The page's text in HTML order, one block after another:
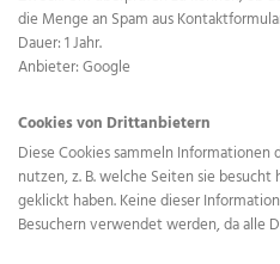
die Menge an Spam aus
Dauer: 1 Jahr.
Anbieter: Google
Cookies von Drittanbietern
Diese Cookies sammeln Informationen
nutzen, z. B. welche Seiten sie besucht
geklickt haben. Keine dieser
Besuchern verwendet werden, da alle